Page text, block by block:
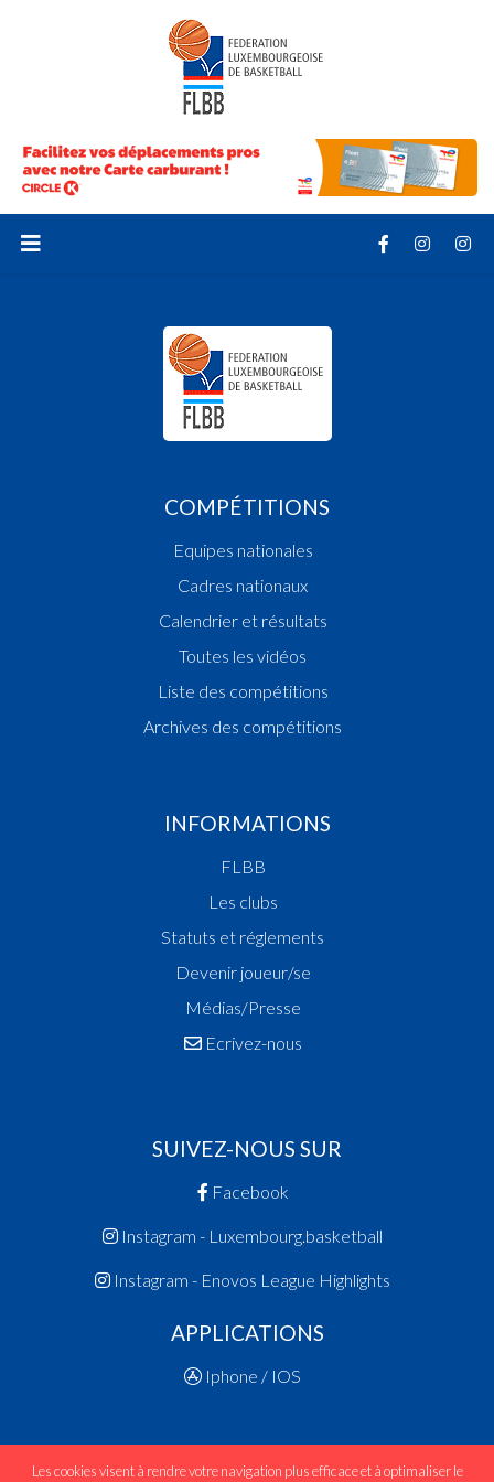
COMPÉTITIONS
Equipes nationales
Cadres nationaux
Calendrier et résultats
Toutes les vidéos
Liste des compétitions
Archives des compétitions
INFORMATIONS
FLBB
Les clubs
Statuts et réglements
Devenir joueur/se
Médias/Presse
Ecrivez-nous
SUIVEZ-NOUS SUR
Facebook
Instagram - Luxembourg.basketball
Instagram - Enovos League Highlights
APPLICATIONS
Iphone / IOS
Les cookies visent à rendre votre navigation plus efficace et à optimaliser le